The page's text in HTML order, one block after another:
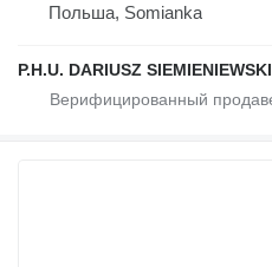
Польша, Somianka
P.H.U. DARIUSZ SIEMIENIEWSKI